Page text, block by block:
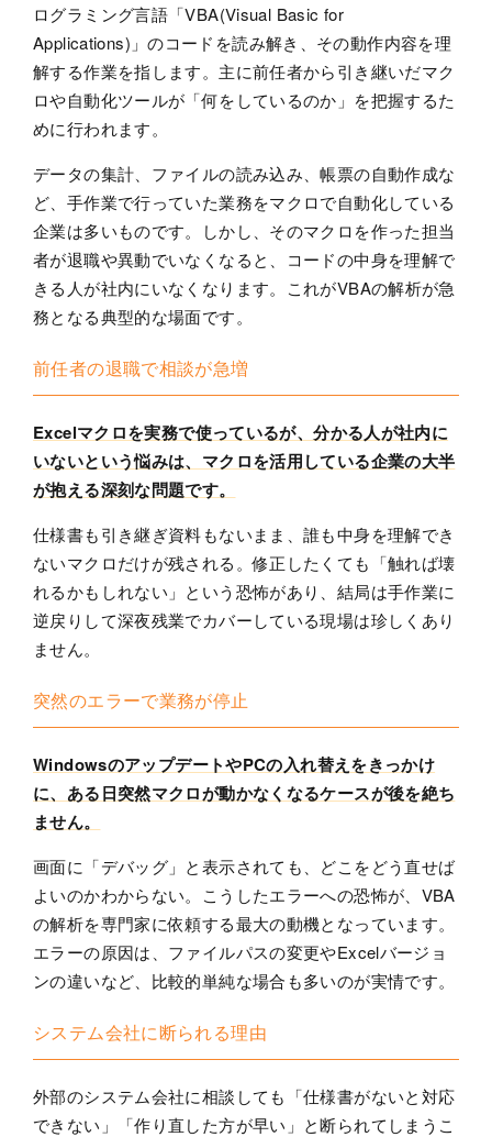
ログラミング言語「VBA(Visual Basic for
Applications)」のコードを読み解き、その動作内容を理
解する作業を指します。主に前任者から引き継いだマク
ロや自動化ツールが「何をしているのか」を把握するた
めに行われます。
データの集計、ファイルの読み込み、帳票の自動作成な
ど、手作業で行っていた業務をマクロで自動化している
企業は多いものです。しかし、そのマクロを作った担当
者が退職や異動でいなくなると、コードの中身を理解で
きる人が社内にいなくなります。これがVBAの解析が急
務となる典型的な場面です。
前任者の退職で相談が急増
Excelマクロを実務で使っているが、分かる人が社内に
いないという悩みは、マクロを活用している企業の大半
が抱える深刻な問題です。
仕様書も引き継ぎ資料もないまま、誰も中身を理解でき
ないマクロだけが残される。修正したくても「触れば壊
れるかもしれない」という恐怖があり、結局は手作業に
逆戻りして深夜残業でカバーしている現場は珍しくあり
ません。
突然のエラーで業務が停止
WindowsのアップデートやPCの入れ替えをきっかけ
に、ある日突然マクロが動かなくなるケースが後を絶ち
ません。
画面に「デバッグ」と表示されても、どこをどう直せば
よいのかわからない。こうしたエラーへの恐怖が、VBA
の解析を専門家に依頼する最大の動機となっています。
エラーの原因は、ファイルパスの変更やExcelバージョ
ンの違いなど、比較的単純な場合も多いのが実情です。
システム会社に断られる理由
外部のシステム会社に相談しても「仕様書がないと対応
できない」「作り直した方が早い」と断られてしまうこ